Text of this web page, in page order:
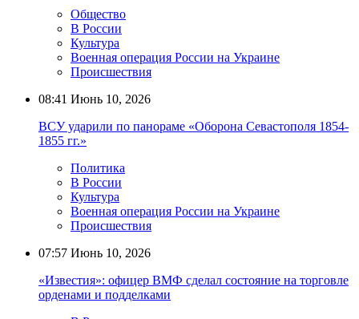
Общество
В России
Культура
Военная операция России на Украине
Происшествия
08:41 Июнь 10, 2026
ВСУ ударили по панораме «Оборона Севастополя 1854-
1855 гг.»
Политика
В России
Культура
Военная операция России на Украине
Происшествия
07:57 Июнь 10, 2026
«Известия»: офицер ВМФ сделал состояние на торговле
орденами и подделками